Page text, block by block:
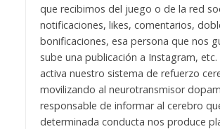
que recibimos del juego o de la red
notificaciones, likes, comentarios,
bonificaciones, esa persona que nos
sube una publicación a Instagram,
activa nuestro sistema de refuerzo
movilizando al neurotransmisor
responsable de informar al cerebro
determinada conducta nos produce